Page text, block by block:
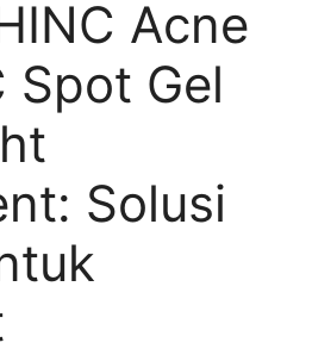
Acne
Spot Gel
Solusi